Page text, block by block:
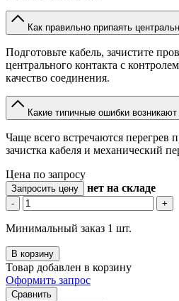
Как правильно припаять
Подготовьте кабель, зачистите
центрального контакта с
качество соединения.
Какие типичные ошибки
Чаще всего встречаются перегрев
зачистка кабеля и механический
Цена по запросу
Запросить цену нет на складе
- +
Минимальный заказ 1 шт.
В корзину
Товар добавлен в корзину
Оформить запрос
Сравнить